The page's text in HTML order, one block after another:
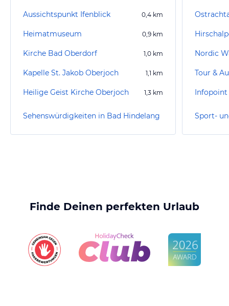
Aussichtspunkt Ifenblick 0,4 km
Heimatmuseum 0,9 km
Kirche Bad Oberdorf 1,0 km
Kapelle St. Jakob Oberjoch 1,1 km
Heilige Geist Kirche Oberjoch 1,3 km
Sehenswürdigkeiten in Bad Hindelang
Nordic
Tour &
Finde Deinen perfekten Urlaub